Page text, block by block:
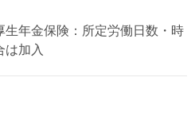
年金保険：所定労働日数・時
は加入